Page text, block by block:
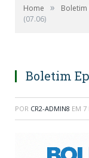
Home »
(07.06)
Boletim
POR CR2-ADMIN8 EM 7